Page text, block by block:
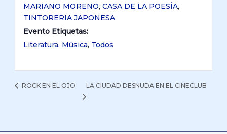
MARIANO MORENO,CASA DE LA POESÍA,
TINTORERIA JAPONESA
Evento Etiquetas:
Literatura, Música, Todos
ROCK EN EL OJO LA CIUDAD DESNUDA EN EL CINECLUB